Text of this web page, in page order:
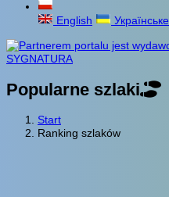
English Українське
Popularne szlaki
Start
Ranking szlaków